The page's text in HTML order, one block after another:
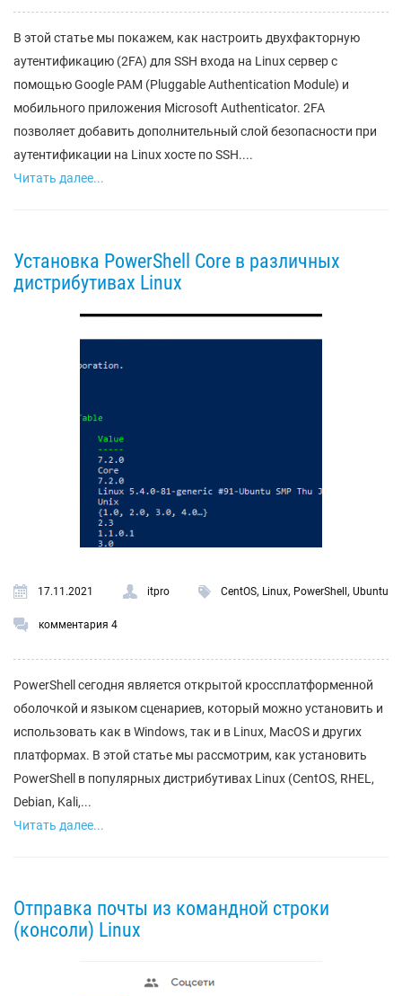
В этой статье мы покажем, как настроить двухфакторную
аутентификацию (2FA) для SSH входа на Linux сервер с
помощью Google PAM (Pluggable Authentication Module) и
мобильного приложения Microsoft Authenticator. 2FA
позволяет добавить дополнительный слой безопасности при
аутентификации на Linux хосте по SSH....
Читать далее...
Установка PowerShell Core в различных
дистрибутивах Linux
17.11.2021 itpro CentOS, Linux, PowerShell , Ubuntu
комментария 4
PowerShell сегодня является открытой кроссплатформенной
оболочкой и языком сценариев, который можно установить и
использовать как в Windows, так и в Linux, MacOS и других
платформах. В этой статье мы рассмотрим, как установить
PowerShell в популярных дистрибутивах Linux (CentOS, RHEL,
Debian, Kali,...
Читать далее...
Отправка почты из командной строки
(консоли) Linux